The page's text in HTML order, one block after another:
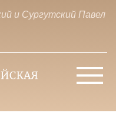
и Сургутский Павел